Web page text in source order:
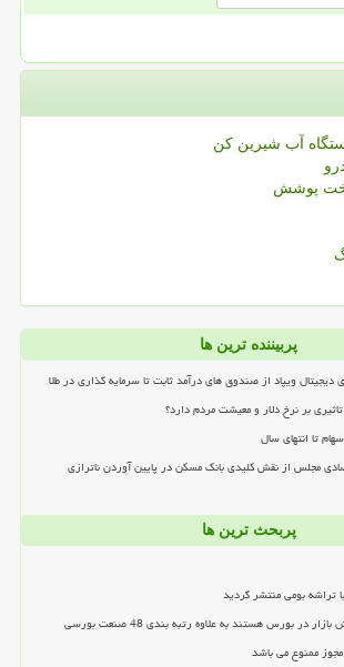
آب شیرین کن
پوشش
پربیننده ترین ها
دیجیتال ویپاد از صندوق های درآمد ثابت تا سرمایه گذاری در طلا
تا انتهای سال
مجلس از نقش کلیدی بانک مسکن در پایین آوردن ناترازی
پربحث ترین ها
تراشه بومی منتشر گردید
بورس هستند به علاوه رتبه بندی 48 صنعت بورسی
ممنوع می باشد